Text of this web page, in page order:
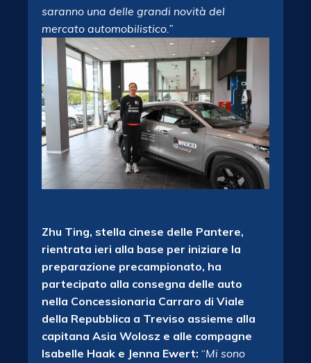
saranno una delle grandi novità del
mercato automobilistico.”
Zhu Ting, stella cinese delle Pantere,
rientrata ieri alla base per iniziare la
preparazione precampionato, ha
partecipato alla consegna delle auto
nella Concessionaria Carraro di Viale
della Repubblica a Treviso assieme alla
capitana Asia Wolosz e alle compagne
Isabelle Haak e Jenna Ewert: “Mi sono